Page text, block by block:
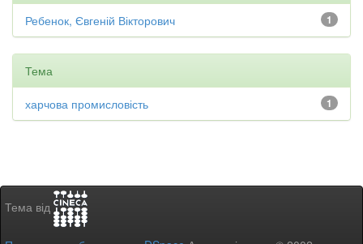
1
Ребенок, Євгеній Вікторович
Тема
1
харчова промисловість
Тема від